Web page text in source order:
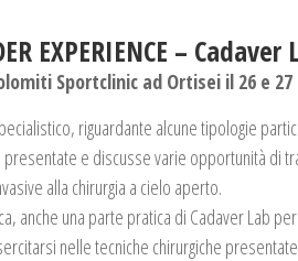
EXPERIENCE – Cadaver
Sportclinic ad Ortisei il 26 e 27
riguardante alcune tipologie
e discusse varie opportunità di
alla chirurgia a cielo aperto.
anche una parte pratica di Cadaver Lab
nelle tecniche chirurgiche